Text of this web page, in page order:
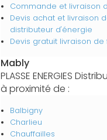
Commande et livraison
Devis achat et livraison
distributeur d'énergie
Devis gratuit livraison de
Mably
PLASSE ENERGIES
à proximité de :
Balbigny
Charlieu
Chauffailles